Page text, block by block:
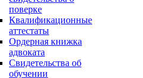
поверке
Квалификационные
аттестаты
Ордерная книжка
адвоката
Свидетельства об
обучении